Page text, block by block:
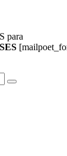
para